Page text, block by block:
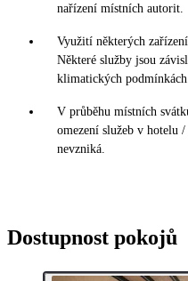
nařízení místních autorit.
Využití některých
Některé služby jsou
klimatických podmínkách.
V průběhu místních
omezení služeb v hotelu
nevzniká.
Dostupnost pokojů